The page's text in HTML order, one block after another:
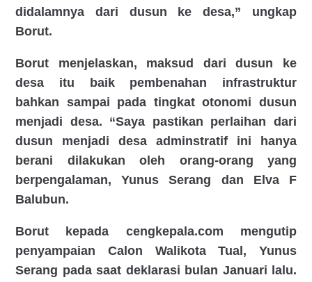
didalamnya dari dusun ke desa,” ungkap
Borut.
Borut menjelaskan, maksud dari dusun ke
desa itu baik pembenahan infrastruktur
bahkan sampai pada tingkat otonomi dusun
menjadi desa. “Saya pastikan perlaihan dari
dusun menjadi desa adminstratif ini hanya
berani dilakukan oleh orang-orang yang
berpengalaman, Yunus Serang dan Elva F
Balubun.
Borut kepada cengkepala.com mengutip
penyampaian Calon Walikota Tual, Yunus
Serang pada saat deklarasi bulan Januari lalu.